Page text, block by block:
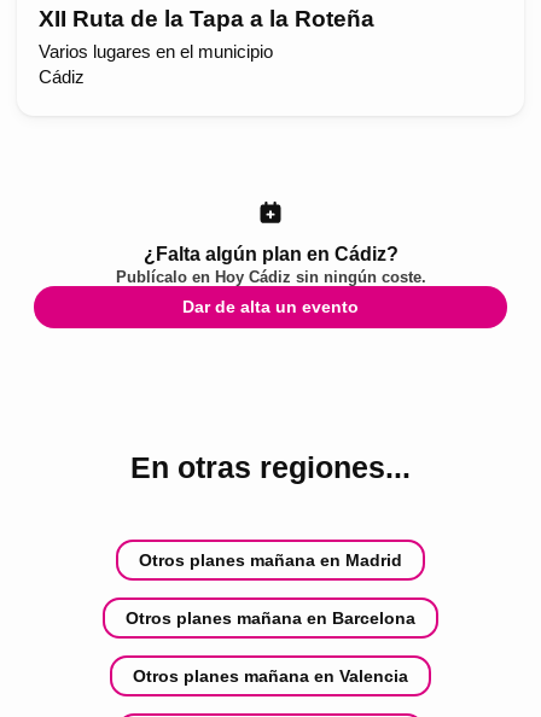
XII Ruta de la Tapa a la Roteña
Varios lugares en el municipio
Cádiz
¿Falta algún plan en Cádiz?
Publícalo en Hoy Cádiz sin ningún coste.
Dar de alta un evento
En otras regiones...
Otros planes mañana en Madrid
Otros planes mañana en Barcelona
Otros planes mañana en Valencia